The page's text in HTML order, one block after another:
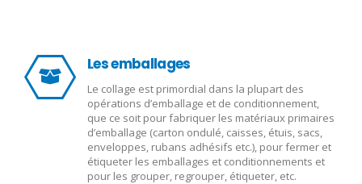
Les emballages
Le collage est primordial dans la plupart des
opérations d’emballage et de conditionnement,
que ce soit pour fabriquer les matériaux primaires
d’emballage (carton ondulé, caisses, étuis, sacs,
enveloppes, rubans adhésifs etc.), pour fermer et
étiqueter les emballages et conditionnements et
pour les grouper, regrouper, étiqueter, etc.